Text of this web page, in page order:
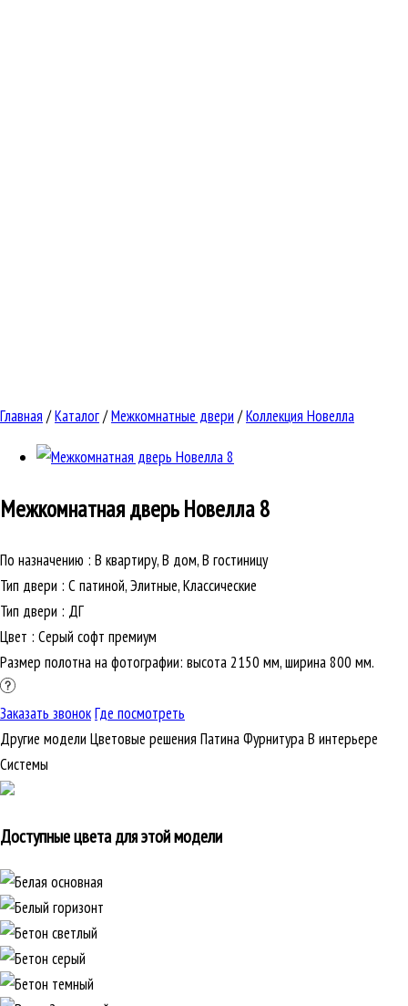
Главная /Каталог/Межкомнатные двери /Коллекция Новелла
Межкомнатная дверь Новелла 8
По назначению : В квартиру, В дом, В гостиницу
Тип двери : С патиной, Элитные, Классические
Тип двери : ДГ
Цвет : Серый софт премиум
Размер полотна на фотографии: высота 2150 мм, ширина 800 мм.
Заказать звонокГде посмотреть
Другие модели Цветовые решения ПатинаФурнитураВ интерьере
Cистемы
Доступные цвета для этой модели